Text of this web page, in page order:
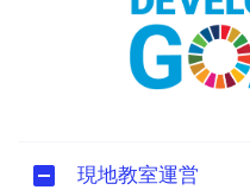
現地教室運営